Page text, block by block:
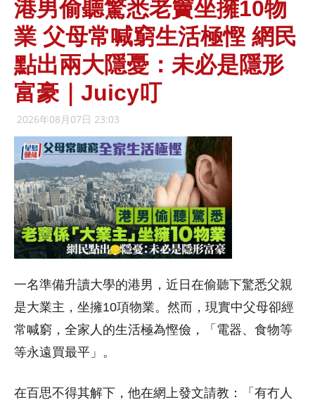
港男偷聽驚悉老竇坐擁10物
業 父母常喊窮生活極慳 網民
點出兩大隱憂：未必是隱形
富豪｜Juicy叮
2026年08月07日 23:03
一名準備升讀大學的港男，近日在偷聽下驚悉父親
是大業主，坐擁10項物業。然而，現實中父母卻經
常喊窮，全家人的生活極為慳儉，「電器、食物等
等永遠買最平」。
在百思不得其解下，他在網上發文請教：「有冇人